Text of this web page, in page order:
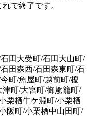
で終了です。
田大受町/石田大山町/
田森西/石田森東町/石
町/魚屋町/越前町/榎
町/大宮町/御駕籠町/
栗栖牛ケ淵町/小栗栖
阪町/小栗栖中山田町/